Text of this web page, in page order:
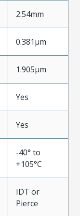
2.54mm
0.381µm
1.905µm
Yes
Yes
-40° to
+105°C
IDT or
Pierce